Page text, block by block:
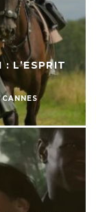
L’ESPRIT